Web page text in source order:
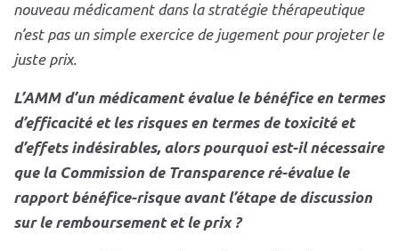
nouveau médicament dans la stratégie thérapeutique
n’est pas un simple exercice de jugement pour projeter le
juste prix.
L’AMM d’un médicament évalue le bénéfice en termes
d’efficacité et les risques en termes de toxicité et
d’effets indésirables, alors pourquoi est-il nécessaire
que la Commission de Transparence ré-évalue le
rapport bénéfice-risque avant l’étape de discussion
sur le remboursement et le prix ?